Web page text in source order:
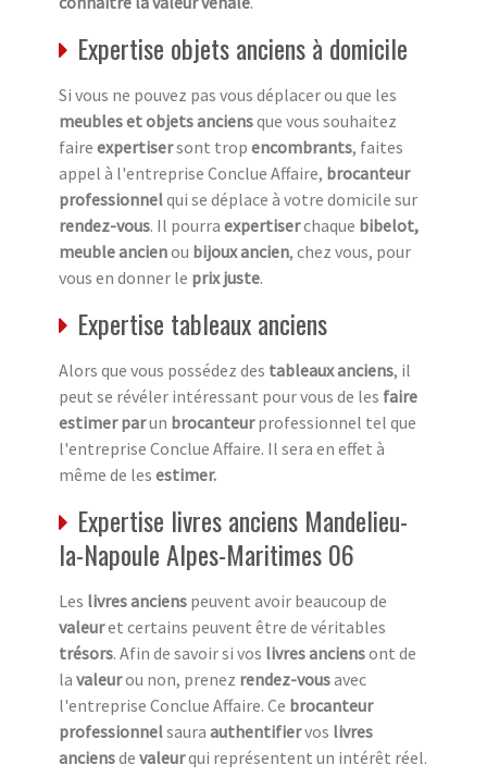
Expertise objets anciens à domicile
Si vous ne pouvez pas vous déplacer ou que les
meubles et objets anciensque vous souhaitez
faire expertisersont trop encombrants, faites
appel à l'entreprise Conclue Affaire, brocanteur
professionnelqui se déplace à votre domicile sur
rendez-vous. Il pourra expertiserchaque bibelot,
meuble ancienou bijoux ancien, chez vous, pour
vous en donner le prix juste.
Expertise tableaux anciens
Alors que vous possédez des tableaux anciens, il
peut se révéler intéressant pour vous de les faire
estimer parun brocanteurprofessionnel tel que
l'entreprise Conclue Affaire. Il sera en effet à
même de les estimer.
Expertise livres anciens Mandelieu-
la-Napoule Alpes-Maritimes 06
Les livres anciens peuvent avoir beaucoup de
valeuret certains peuvent être de véritables
trésors. Afin de savoir si vos livres anciensont de
la valeurou non, prenez rendez-vousavec
l'entreprise Conclue Affaire. Ce brocanteur
professionnelsaura authentifiervos livres
anciensde valeurqui représentent un intérêt réel.